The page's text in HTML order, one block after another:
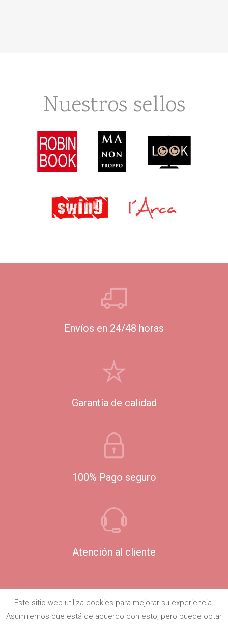
Nuestros sellos
Envíos en 24/48 horas
Garantía de calidad
100% Pago seguro
Atención al cliente
Este sitio web utiliza cookies para mejorar su experiencia.
Asumiremos que está de acuerdo con esto, pero puede optar